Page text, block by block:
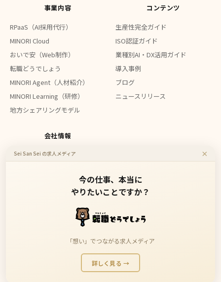
事業内容
RPaaS（AI採用代行）
MINORI Cloud
おいで安（Web制作）
転職どうでしょう
MINORI Agent（人材紹介）
MINORI Learning（研修）
地方シェアリングモデル
コンテンツ
生産性完全ガイド
ISO認証ガイド
業種別AI・DX活用ガイド
導入事例
ブログ
ニュースリリース
会社情報
会社概要
地方企業のDXを、もっと身近に、もっと安価に。
Copyright 2023 Sei San Sei Inc. All Rights Reserved.
Sei San Sei の求人メディア ×
今の仕事、本当に
やりたいことですか？
「想い」でつながる求人メディア
詳しく見る →